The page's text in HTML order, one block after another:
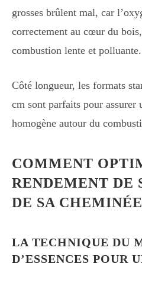
grosses brûlent mal, car
correctement au cœur du
combustion lente et polluante.
Côté longueur, les formats
cm sont parfaits pour assurer
homogène autour du
COMMENT
RENDEMENT DE
DE SA
LA TECHNIQUE DU
D’ESSENCES POUR